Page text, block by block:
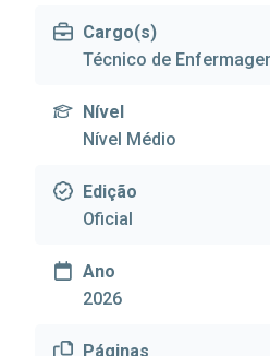
Cargo(s)
Técnico de
Nível
Nível Médio
Edição
Oficial
Ano
2026
Páginas